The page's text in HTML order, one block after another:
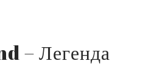
– Легенда